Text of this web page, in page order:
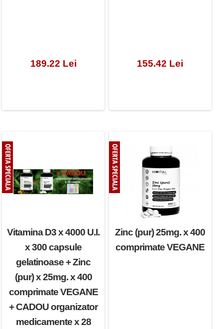
189.22 Lei 155.42 Lei
Vitamina D3 x 4000 U.I.
x 300 capsule
gelatinoase + Zinc
(pur) x 25mg. x 400
comprimate VEGANE
+ CADOU organizator
medicamente x 28
Zinc (pur) 25mg. x 400
comprimate VEGANE